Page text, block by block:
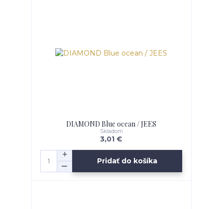
DIAMOND Blue ocean / JEES
3,01 €
Skladom
Pridať do košíka